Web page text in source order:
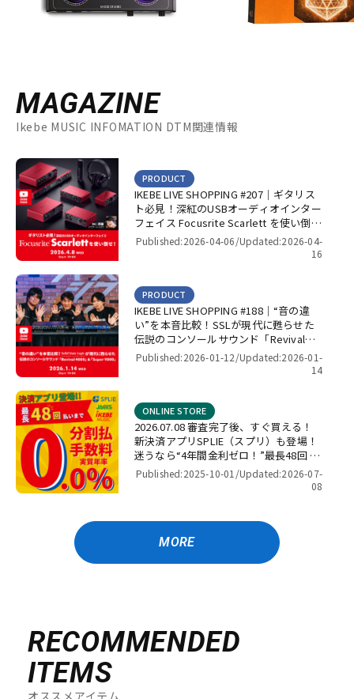
MAGAZINE
Ikebe MUSIC INFOMATION DTM関連情報
IKEBE LIVE SHOPPING #207｜ギタリス
ト必見！深紅のUSBオーディオインター
フェイス Focusrite Scarlett を使い倒
せ！【presented by パワーレック】
PRODUCT
Published:2026-04-06/Updated:2026-04-
16
IKEBE LIVE SHOPPING #188｜“音の違
い”を本音比較！SSLが現代に甦らせた
伝説のコンソールサウンド「Revival
4000」＆「Super 9000」【presented
PRODUCT
Published:2026-01-12/Updated:2026-01-
14
2026.07.08 審査完了後、すぐ買える！
新決済アプリSPLIE（スプリ）も登場！
迷うなら“4年間金利ゼロ！”最長48回 無
金利キャンペーン
ONLINE STORE
Published:2025-10-01/Updated:2026-07-
08
MORE
RECOMMENDED
ITEMS
オススメアイテム